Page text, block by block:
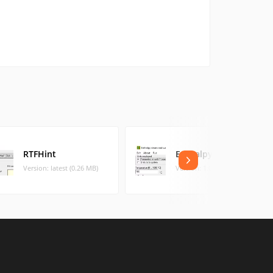
RTFHint
Version: latest (0.26 MB)
Enthalpy
Version: 1.0 (0.47 MB)